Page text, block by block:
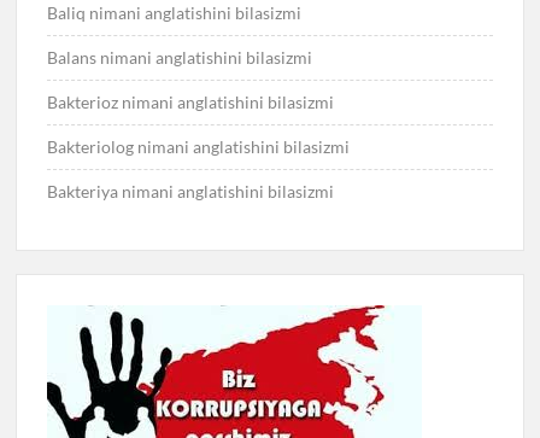
Baliq nimani anglatishini bilasizmi
Balans nimani anglatishini bilasizmi
Bakterioz nimani anglatishini bilasizmi
Bakteriolog nimani anglatishini bilasizmi
Bakteriya nimani anglatishini bilasizmi